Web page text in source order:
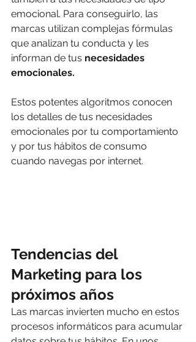
emocional. Para conseguirlo, las
marcas utilizan complejas fórmulas
que analizan tu conducta y les
informan de tus necesidades
emocionales.
Estos potentes algoritmos conocen
los detalles de tus necesidades
emocionales por tu comportamiento
y por tus hábitos de consumo
cuando navegas por internet.
Tendencias del
Marketing para los
próximos años
Las marcas invierten mucho en estos
procesos informáticos para acumular